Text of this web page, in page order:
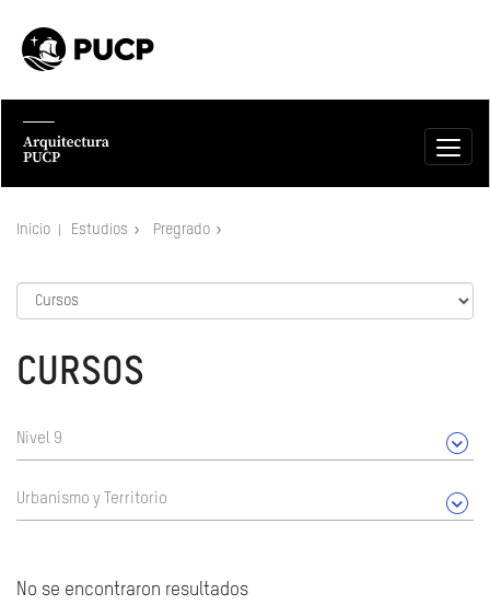
Inicio Estudios Pregrado
CURSOS
Nivel 9
Urbanismo y Territorio
No se encontraron resultados